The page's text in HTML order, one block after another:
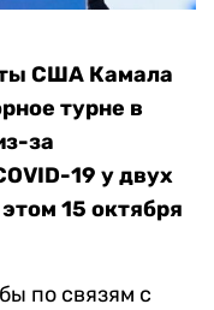
США Камала
турне в
за
19 у двух
15 октября
по связям с